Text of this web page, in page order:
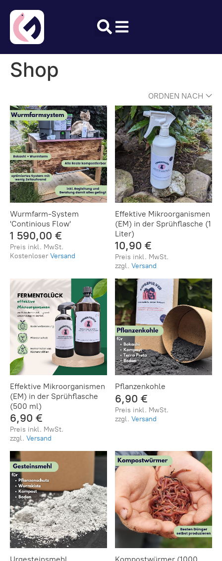
Shop
ORDNEN NACH
Wurmfarm-System
'Continious Flow'
1 590,00 €
Preis inkl. MwSt.
KostenloserVersand
Effektive Mikroorganismen
(EM) in der Sprühflasche (1
Liter)
10,90 €
Preis inkl. MwSt.
zzgl.Versand
Effektive Mikroorganismen
(EM) in der Sprühflasche
(500 ml)
6,90 €
Preis inkl. MwSt.
zzgl.Versand
Pflanzenkohle
6,90 €
Preis inkl. MwSt.
zzgl.Versand